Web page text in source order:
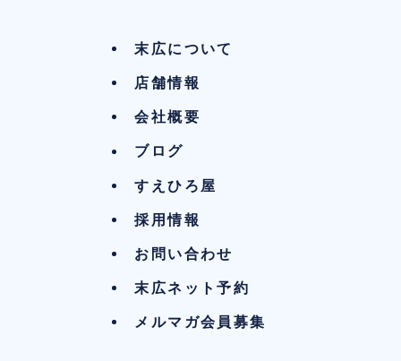
末広について
店舗情報
会社概要
ブログ
すえひろ屋
採用情報
お問い合わせ
末広ネット予約
メルマガ会員募集